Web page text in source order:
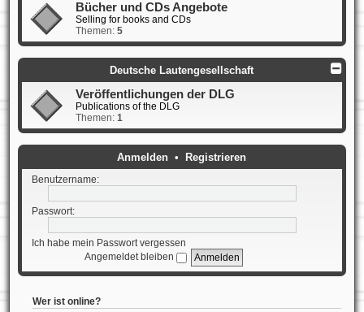
Bücher und CDs Angebote
Selling for books and CDs
Themen: 5
Deutsche Lautengesellschaft
Veröffentlichungen der DLG
Publications of the DLG
Themen: 1
Anmelden • Registrieren
Benutzername:
Passwort:
Ich habe mein Passwort vergessen
Angemeldet bleiben
Wer ist online?